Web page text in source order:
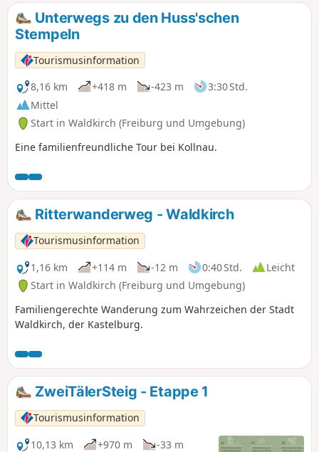
Unterwegs zu den Huss'schen
Stempeln
Tourismusinformation
8,16 km
+418 m -423 m
3:30 Std.
Mittel
Start in Waldkirch (Freiburg und Umgebung)
Eine familienfreundliche Tour bei Kollnau.
Ritterwanderweg - Waldkirch
Tourismusinformation
1,16 km
+114 m -12 m 0:40 Std.
Leicht
Start in Waldkirch (Freiburg und Umgebung)
Familiengerechte Wanderung zum Wahrzeichen der Stadt
Waldkirch, der Kastelburg.
ZweiTälerSteig - Etappe 1
Tourismusinformation
10,13 km
+970 m
-33 m